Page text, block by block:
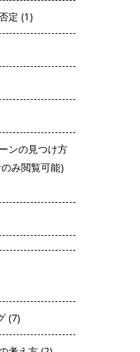
定 (1)
ンの見つけ方
み閲覧可能)
(7)